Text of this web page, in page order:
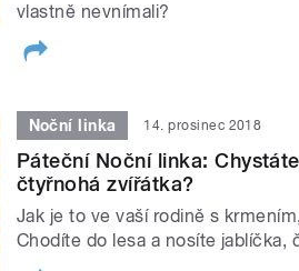
vlastně nevnímali?
Noční linka 14. prosinec 2018
Páteční Noční linka:
čtyřnohá zvířátka?
Jak je to ve vaší rodině s
Chodíte do lesa a nosíte jablíčka,